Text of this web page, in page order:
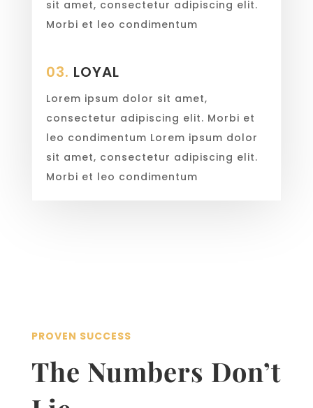
sit amet, consectetur adipiscing elit.
Morbi et leo condimentum
03. LOYAL
Lorem ipsum dolor sit amet,
consectetur adipiscing elit. Morbi et
leo condimentum Lorem ipsum dolor
sit amet, consectetur adipiscing elit.
Morbi et leo condimentum
PROVEN SUCCESS
The Numbers Don’t